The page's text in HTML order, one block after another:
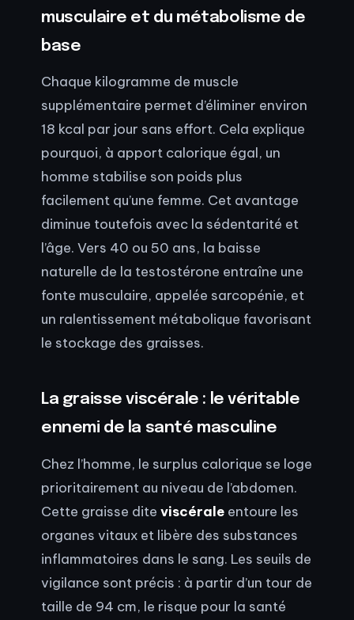
musculaire et du métabolisme de
base
Chaque kilogramme de muscle
supplémentaire permet d’éliminer environ
18 kcal par jour sans effort. Cela explique
pourquoi, à apport calorique égal, un
homme stabilise son poids plus
facilement qu’une femme. Cet avantage
diminue toutefois avec la sédentarité et
l’âge. Vers 40 ou 50 ans, la baisse
naturelle de la testostérone entraîne une
fonte musculaire, appelée sarcopénie, et
un ralentissement métabolique favorisant
le stockage des graisses.
La graisse viscérale : le véritable
ennemi de la santé masculine
Chez l’homme, le surplus calorique se loge
prioritairement au niveau de l’abdomen.
Cette graisse dite viscérale entoure les
organes vitaux et libère des substances
inflammatoires dans le sang. Les seuils de
vigilance sont précis : à partir d’un tour de
taille de 94 cm, le risque pour la santé